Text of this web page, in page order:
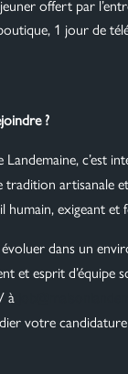
offert par
1 jour de
?
c’est
tradition artisanale
humain, exigeant et
dans un
et esprit d’équipe
à
votre